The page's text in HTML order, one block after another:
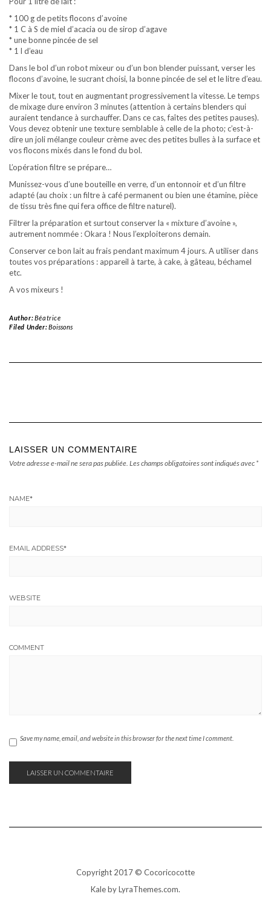
* 100 g de petits flocons d’avoine
* 1 C à S de miel d’acacia ou de sirop d’agave
* une bonne pincée de sel
* 1 l d’eau
Dans le bol d’un robot mixeur ou d’un bon blender puissant, verser les
flocons d’avoine, le sucrant choisi, la bonne pincée de sel et le litre d’eau.
Mixer le tout, tout en augmentant progressivement la vitesse. Le temps
de mixage dure environ 3 minutes (attention à certains blenders qui
auraient tendance à surchauffer. Dans ce cas, faîtes des petites pauses).
Vous devez obtenir une texture semblable à celle de la photo; c’est-à-
dire un joli mélange couleur crème avec des petites bulles à la surface et
vos flocons mixés dans le fond du bol.
L’opération filtre se prépare…
Munissez-vous d’une bouteille en verre, d’un entonnoir et d’un filtre
adapté (au choix : un filtre à café permanent ou bien une étamine, pièce
de tissu très fine qui fera office de filtre naturel).
Filtrer la préparation et surtout conserver la « mixture d’avoine »,
autrement nommée : Okara ! Nous l’exploiterons demain.
Conserver ce bon lait au frais pendant maximum 4 jours. A utiliser dans
toutes vos préparations : appareil à tarte, à cake, à gâteau, béchamel
etc.
A vos mixeurs !
Author:Béatrice
Filed Under:Boissons
LAISSER UN COMMENTAIRE
Votre adresse e-mail ne sera pas publiée. Les champs obligatoires sont indiqués avec *
NAME*
EMAIL ADDRESS*
WEBSITE
COMMENT
Save my name, email, and website in this browser for the next time I comment.
Copyright 2017 © Cocoricocotte
Kaleby LyraThemes.com.